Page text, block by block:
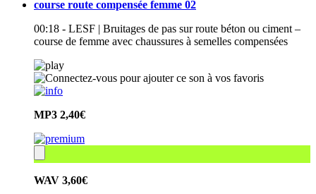
course route compensée femme 02
00:18 - LESF | Bruitages de pas sur route béton ou ciment –
course de femme avec chaussures à semelles compensées
MP3 2,40€
WAV 3,60€